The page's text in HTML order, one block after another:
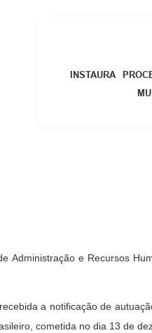
INSTAURA
Administração e Recursos
a notificação de
cometida no dia 13 de